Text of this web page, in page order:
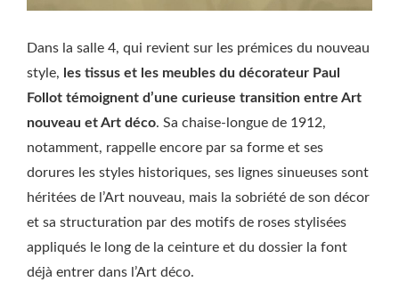
Dans la salle 4, qui revient sur les prémices du nouveau
style, les tissus et les meubles du décorateur Paul
Follot témoignent d’une curieuse transition entre Art
nouveau et Art déco. Sa chaise-longue de 1912,
notamment, rappelle encore par sa forme et ses
dorures les styles historiques, ses lignes sinueuses sont
héritées de l’Art nouveau, mais la sobriété de son décor
et sa structuration par des motifs de roses stylisées
appliqués le long de la ceinture et du dossier la font
déjà entrer dans l’Art déco.